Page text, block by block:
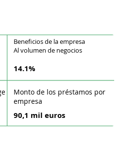
Beneficios de la empresa
Al volumen de negocios
Monto de los préstamos por
empresa
14.1%
90,1 mil euros